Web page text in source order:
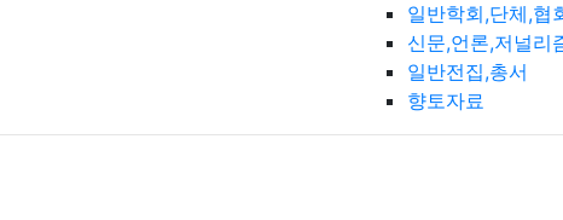
일반학회,단체,협
신문,언론,저널리
일반전집,총서
향토자료